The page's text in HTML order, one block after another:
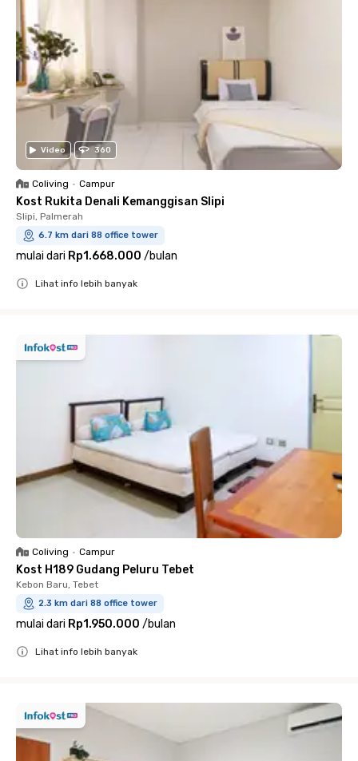
Video 360
Coliving • Campur
Kost Rukita Denali Kemanggisan Slipi
Slipi, Palmerah
6.7 km dari 88 office tower
mulai dari Rp1.668.000 /bulan
Lihat info lebih banyak
Coliving • Campur
Kost H189 Gudang Peluru Tebet
Kebon Baru, Tebet
2.3 km dari 88 office tower
mulai dari Rp1.950.000 /bulan
Lihat info lebih banyak